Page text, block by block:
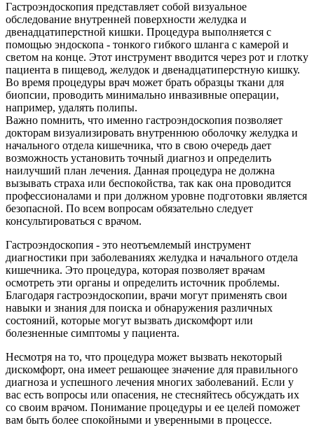
Гастроэндоскопия представляет собой визуальное
обследование внутренней поверхности желудка и
двенадцатиперстной кишки. Процедура выполняется с
помощью эндоскопа - тонкого гибкого шланга с камерой и
светом на конце. Этот инструмент вводится через рот и глотку
пациента в пищевод, желудок и двенадцатиперстную кишку.
Во время процедуры врач может брать образцы ткани для
биопсии, проводить минимально инвазивные операции,
например, удалять полипы.
Важно помнить, что именно гастроэндоскопия позволяет
докторам визуализировать внутреннюю оболочку желудка и
начального отдела кишечника, что в свою очередь дает
возможность установить точный диагноз и определить
наилучший план лечения. Данная процедура не должна
вызывать страха или беспокойства, так как она проводится
профессионалами и при должном уровне подготовки является
безопасной. По всем вопросам обязательно следует
консультироваться с врачом.
Гастроэндоскопия - это неотъемлемый инструмент
диагностики при заболеваниях желудка и начального отдела
кишечника. Это процедура, которая позволяет врачам
осмотреть эти органы и определить источник проблемы.
Благодаря гастроэндоскопии, врачи могут применять свои
навыки и знания для поиска и обнаружения различных
состояний, которые могут вызвать дискомфорт или
болезненные симптомы у пациента.
Несмотря на то, что процедура может вызвать некоторый
дискомфорт, она имеет решающее значение для правильного
диагноза и успешного лечения многих заболеваний. Если у
вас есть вопросы или опасения, не стесняйтесь обсуждать их
со своим врачом. Понимание процедуры и ее целей поможет
вам быть более спокойными и уверенными в процессе.